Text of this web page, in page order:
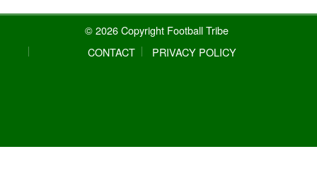
© 2026 Copyright Football Tribe
CONTACT
PRIVACY POLICY